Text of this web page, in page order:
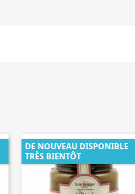
DE NOUVEAU DISPONIBLE
TRÈS BIENTÔT